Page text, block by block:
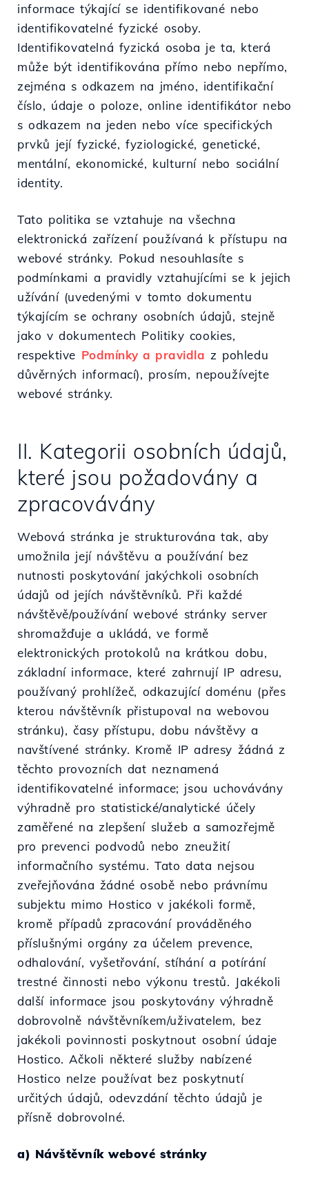
informace týkající se identifikované nebo
identifikovatelné fyzické osoby.
Identifikovatelná fyzická osoba je ta, která
může být identifikována přímo nebo nepřímo,
zejména s odkazem na jméno, identifikační
číslo, údaje o poloze, online identifikátor nebo
s odkazem na jeden nebo více specifických
prvků její fyzické, fyziologické, genetické,
mentální, ekonomické, kulturní nebo sociální
identity.
Tato politika se vztahuje na všechna
elektronická zařízení používaná k přístupu na
webové stránky. Pokud nesouhlasíte s
podmínkami a pravidly vztahujícími se k jejich
užívání (uvedenými v tomto dokumentu
týkajícím se ochrany osobních údajů, stejně
jako v dokumentech Politiky cookies,
respektive Podmínky a pravidla z pohledu
důvěrných informací), prosím, nepoužívejte
webové stránky.
II. Kategorii osobních údajů,
které jsou požadovány a
zpracovávány
Webová stránka je strukturována tak, aby
umožnila její návštěvu a používání bez
nutnosti poskytování jakýchkoli osobních
údajů od jejích návštěvníků. Při každé
návštěvě/používání webové stránky server
shromažďuje a ukládá, ve formě
elektronických protokolů na krátkou dobu,
základní informace, které zahrnují IP adresu,
používaný prohlížeč, odkazující doménu (přes
kterou návštěvník přistupoval na webovou
stránku), časy přístupu, dobu návštěvy a
navštívené stránky. Kromě IP adresy žádná z
těchto provozních dat neznamená
identifikovatelné informace; jsou uchovávány
výhradně pro statistické/analytické účely
zaměřené na zlepšení služeb a samozřejmě
pro prevenci podvodů nebo zneužití
informačního systému. Tato data nejsou
zveřejňována žádné osobě nebo právnímu
subjektu mimo Hostico v jakékoli formě,
kromě případů zpracování prováděného
příslušnými orgány za účelem prevence,
odhalování, vyšetřování, stíhání a potírání
trestné činnosti nebo výkonu trestů. Jakékoli
další informace jsou poskytovány výhradně
dobrovolně návštěvníkem/uživatelem, bez
jakékoli povinnosti poskytnout osobní údaje
Hostico. Ačkoli některé služby nabízené
Hostico nelze používat bez poskytnutí
určitých údajů, odevzdání těchto údajů je
přísně dobrovolné.
a) Návštěvník webové stránky